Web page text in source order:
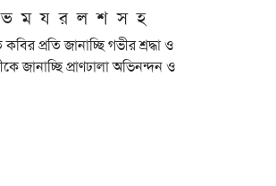
ভ ম য র ল শ স হ
প্রতি জানাচ্ছি গভীর শ্রদ্ধা ও
জানাচ্ছি প্রাণঢালা অভিনন্দন ও